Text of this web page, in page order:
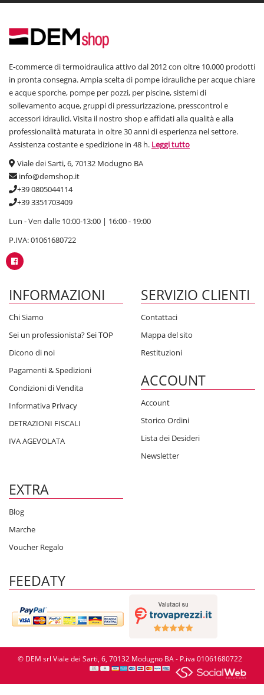
E-commerce di termoidraulica attivo dal 2012 con oltre 10.000 prodotti
in pronta consegna. Ampia scelta di pompe idrauliche per acque chiare
e acque sporche, pompe per pozzi, per piscine, sistemi di
sollevamento acque, gruppi di pressurizzazione, presscontrol e
accessori idraulici. Visita il nostro shop e affidati alla qualità e alla
professionalità maturata in oltre 30 anni di esperienza nel settore.
Assistenza costante e spedizione in 48 h. Leggi tutto
Viale dei Sarti, 6, 70132 Modugno BA
info@demshop.it
+39 0805044114
+39 3351703409
Lun - Ven dalle 10:00-13:00 | 16:00 - 19:00
P.IVA: 01061680722
INFORMAZIONI
Chi Siamo
Sei un professionista? Sei TOP
Dicono di noi
Pagamenti & Spedizioni
Condizioni di Vendita
Informativa Privacy
DETRAZIONI FISCALI
IVA AGEVOLATA
SERVIZIO CLIENTI
Contattaci
Mappa del sito
Restituzioni
ACCOUNT
Account
Storico Ordini
Lista dei Desideri
Newsletter
EXTRA
Blog
Marche
Voucher Regalo
FEEDATY
© DEM srl Viale dei Sarti, 6, 70132 Modugno BA - P.iva 01061680722